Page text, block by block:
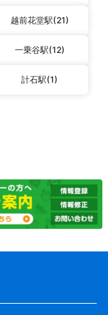
越前花堂駅(21)
一乗谷駅(12)
計石駅(1)